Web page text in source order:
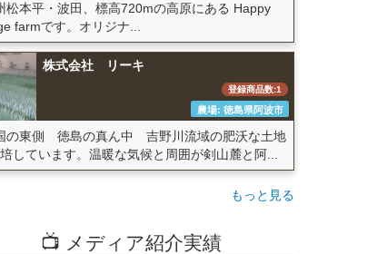
松本平・波田、標高720mの高原にある Happy
farmです。オリジナ...
株式会社 リーキ
登録商品数:1
農場: 徳島県阿波市
の東側 徳島の真ん中 吉野川流域の肥沃な土地
しています。温暖な気候と周囲が剣山麓と阿...
もっと見る
📺 メディア紹介実績